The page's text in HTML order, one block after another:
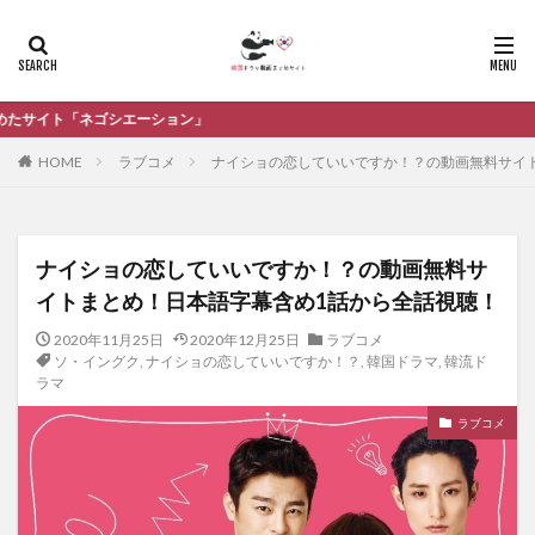
HOME ラブコメ ナイショの恋していいですか！？の動画無料サ
ナイショの恋していいですか！？の動画無料サ
イトまとめ！日本語字幕含め1話から全話視聴！
2020年11月25日 2020年12月25日
ラブコメ
ソ・イングク, ナイショの恋していいですか！？ , 韓国ドラマ, 韓流ド
ラマ
ラブコメ